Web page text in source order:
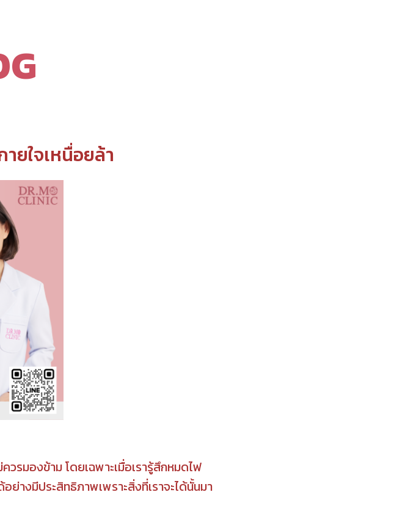
ยใจเหนื่อยล้า
รมองข้าม โดยเฉพาะเมื่อเรารู้สึกหมดไฟ
ย่างมีประสิทธิภาพเพราะสิ่งที่เราจะได้นั้นมา